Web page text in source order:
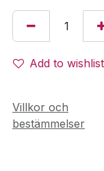
Add to wishlist
Villkor och
bestämmelser